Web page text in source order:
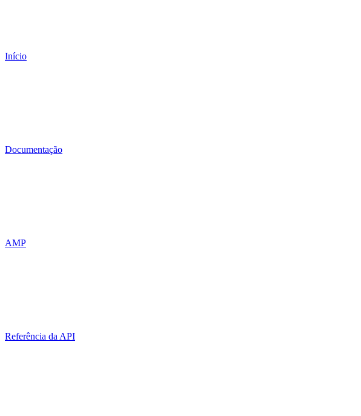
Início
Documentação
AMP
Referência da API